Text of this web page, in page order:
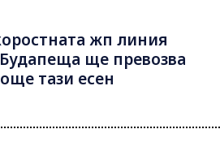
жп линия
ще превозва
тази есен